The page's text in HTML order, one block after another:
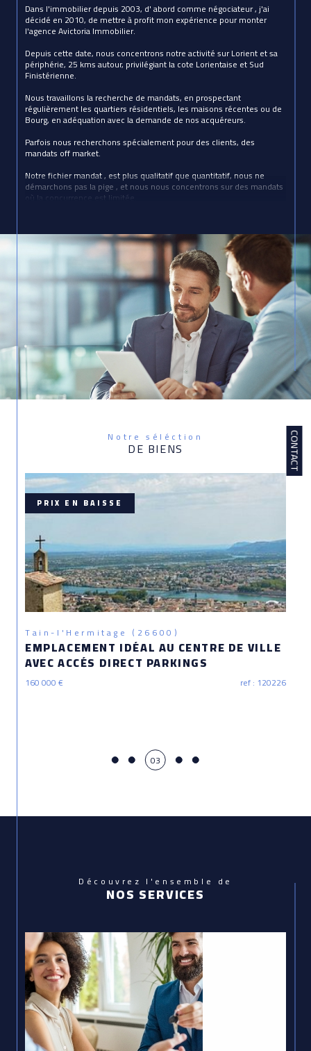
CONTACT
Dans l'immobilier depuis 2003, d' abord comme négociateur , j'ai
décidé en 2010, de mettre à profit mon expérience pour monter
l'agence Avictoria Immobilier.
Depuis cette date, nous concentrons notre activité sur Lorient et sa
périphérie, 25 kms autour, privilégiant la cote Lorientaise et Sud
Finistérienne.
Nous travaillons la recherche de mandats, en prospectant
régulièrement les quartiers résidentiels, les maisons récentes ou de
Bourg, en adéquation avec la demande de nos acquéreurs.
Parfois nous recherchons spécialement pour des clients, des
mandats off market.
Notre fichier mandat , est plus qualitatif que quantitatif, nous ne
démarchons pas la pige , et nous nous concentrons sur des mandats
où la concurrence est limitée.
Notre séléction
DE BIENS
Tain-l'Hermitage (26600)
EMPLACEMENT IDÉAL AU CENTRE DE VILLE
AVEC ACCÉS DIRECT PARKINGS
160 000 € ref : 120226
PRIX EN BAISSE
04
Découvrez l'ensemble de
NOS SERVICES